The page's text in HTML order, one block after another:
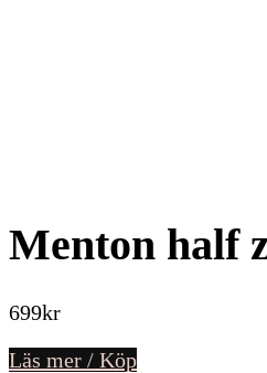
Menton half
699kr
Läs mer / Köp